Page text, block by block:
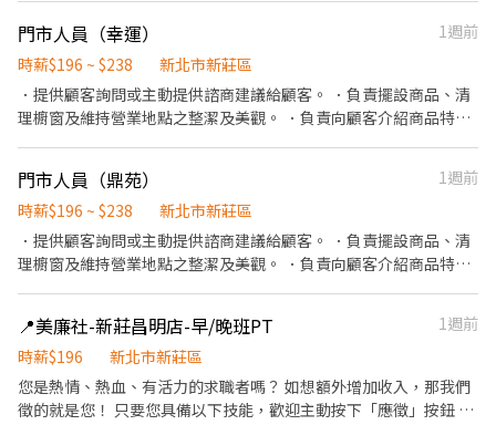
門市支援 🌙🌙夜班說明🌙🌙 工作型態：為每日跑點約3–10家門市，
跑點距離約16km內 需可配合(早班/晚班)擇一於門市安排受訓 🔔需
有機車&駕照🔔 ⸻ ✅工作時間： 🔹早班：07:00-12:00、07:30-
12:30、08:00-13:00、08:30-13:30 🔹晚班：17:30-22:30、17:30-
🔹假日早班：07:00-12:00 🔹假日晚班：17:30-23:30 (上班時數為
2~6小時，一個月至少6天，依實際情況而定) ⸻ ✅工作待遇：
日班時薪=$214 晚班另有獎金+20=時薪$234 夜班另有獎金+40=時
薪$254 ━━━━━━━━━━━━━ 📍 【熱門開缺地點】新北市
三重、土城、中和、永和、汐止、板橋、淡水、新店、新莊、蘆洲
━━━━━━━━━━━━ 📩 【火速卡位應徵流程】 ➊ 點擊填寫
廠商制式履歷（1分鐘完成，快速安排送審）： 👉
https://reurl.cc/Wbek79 🔒 【隱私防線】個資僅供廠商審核，敏感
欄位（身分證/詳細地址）錄取前皆可先不填！ ➋加入留言： 👉
https://lin.ee/OBnhVN5 私訊留下 ⌜姓名+電話 +應徵蝦皮門市人
員」💥
門市人員（幸運）
1週前
時薪$196 ~ $238
新北市新莊區
．提供顧客詢問或主動提供諮商建議給顧客。 ．負責擺設商品、清
理櫥窗及維持營業地點之整潔及美觀。 ．負責向顧客介紹商品特
束營業前，統計銷售情形、盤點貨品存量及撰寫當日業務報表。
門市人員（鼎苑）
1週前
時薪$196 ~ $238
新北市新莊區
．提供顧客詢問或主動提供諮商建議給顧客。 ．負責擺設商品、清
理櫥窗及維持營業地點之整潔及美觀。 ．負責向顧客介紹商品特
束營業前，統計銷售情形、盤點貨品存量及撰寫當日業務報表。
📍美廉社-新莊昌明店-早/晚班PT
1週前
時薪$196
新北市新莊區
您是熱情、熱血、有活力的求職者嗎？ 如想額外增加收入，那我們
徵的就是您！ 只要您具備以下技能，歡迎主動按下「應徵」按鈕 1.